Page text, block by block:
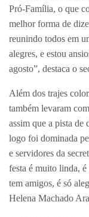
Pró-Família, o que
melhor forma de
reunindo todos em
alegres, e estou
agosto”, destaca o
Além dos trajes
também levaram
assim que a pista de
logo foi dominada
e servidores da
festa é muito linda,
tem amigos, é só
Helena Machado